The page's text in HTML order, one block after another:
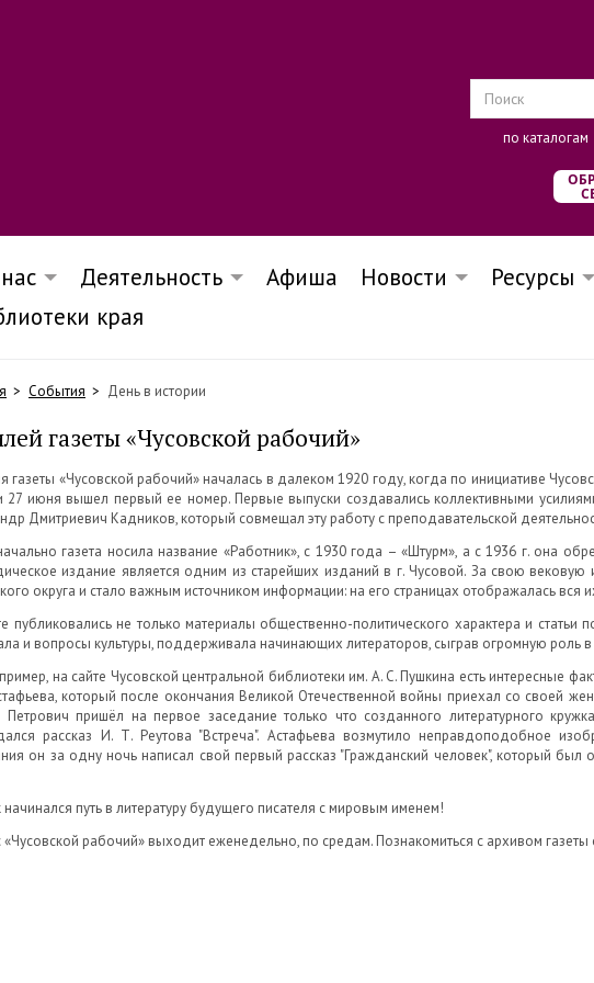
по каталогам
Деятельность Афиша Новости Ресурсы
края
События День в истории
газеты «Чусовской рабочий»
газеты «Чусовской рабочий» началась в далеком 1920 году, когда по инициативе
27 июня вышел первый ее номер. Первые выпуски создавались коллективными
Дмитриевич Кадников, который совмещал эту работу с преподавательской
газета носила название «Работник», с 1930 года – «Штурм», а с 1936 г. она
издание является одним из старейших изданий в г. Чусовой. За свою вековую
округа и стало важным источником информации: на его страницах отображалась вся
публиковались не только материалы общественно-политического характера и
и вопросы культуры, поддерживала начинающих литераторов, сыграв огромную роль в
на сайте Чусовской центральной библиотеки им. А. С. Пушкина есть интересные
который после окончания Великой Отечественной войны приехал со своей
Петрович пришёл на первое заседание только что созданного литературного
рассказ И. Т. Реутова "Встреча". Астафьева возмутило неправдоподобное
он за одну ночь написал свой первый рассказ "Гражданский человек", который был
начинался путь в литературу будущего писателя с мировым именем!
«Чусовской рабочий» выходит еженедельно, по средам. Познакомиться с архивом